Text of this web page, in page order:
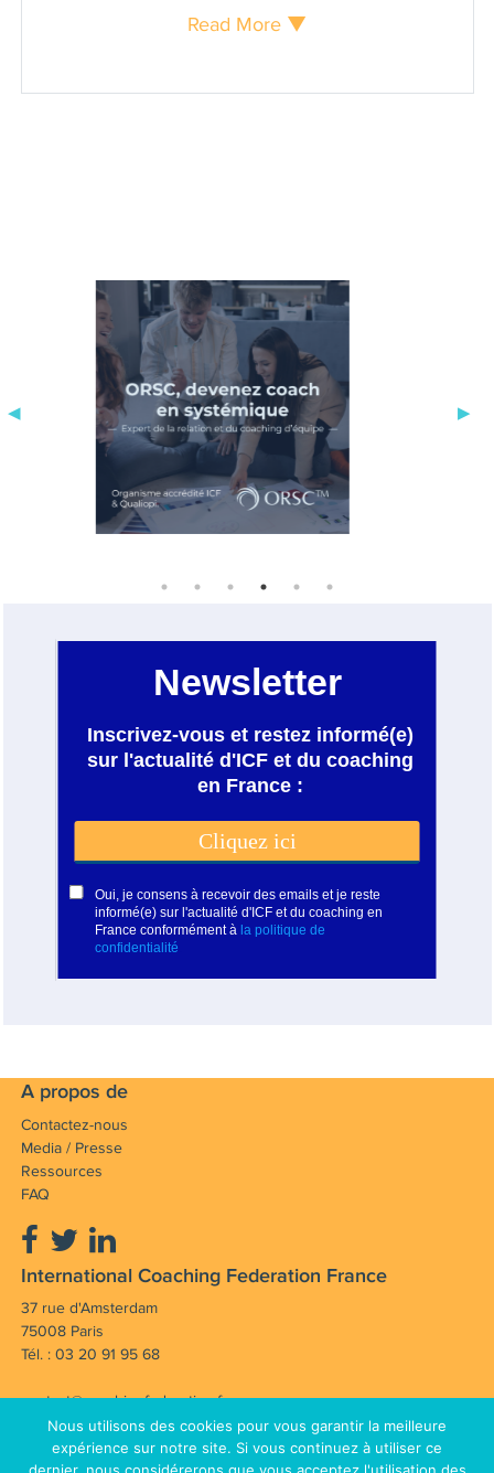
sont apparues. La première fut la
Activ’Strat est né de ces 2 convictions.
Mes interventions sont engagées, axées
sur les objectifs des
entreprises/services avec qui je
développe une approche singulière : au
delà du conseil, de l’accompagnement.
Le coaching professionnel est devenu
une évidence pour embarquer nos
ressources les plus importantes (les
vers leurs performances donc celles de
Read More ▼
A propos de
Contactez-nous
Media / Presse
Ressources
FAQ
International Coaching Federation France
37 rue d'Amsterdam
75008 Paris
Tél. : 03 20 91 95 68
contact@coachingfederation.fr
Notre mission : Faire avancer et rayonner la
Nous utilisons des cookies pour vous garantir la meilleure
expérience sur notre site. Si vous continuez à utiliser ce